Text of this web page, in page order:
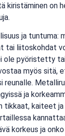
kiristäminen on
ja tuntuma:
tai liitoskohdat
ole pyöristetty
myös sitä,
reunalle.
ja
tikkaat, kaiteet
korkeus ja